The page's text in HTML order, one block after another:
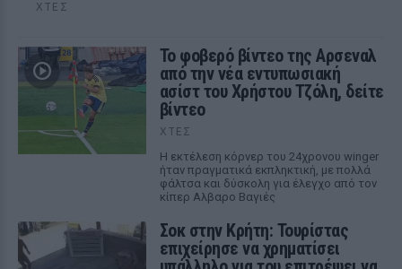
ΧΤΕΣ
Το φοβερό βίντεο της Αρσεναλ
από την νέα εντυπωσιακή
ασίστ του Χρήστου Τζόλη, δείτε
βίντεο
ΧΤΕΣ
Η εκτέλεση κόρνερ του 24χρονου winger
ήταν πραγματικά εκπληκτική, με πολλά
φάλτσα και δύσκολη για έλεγχο από τον
κίπερ Αλβαρο Βαγιές
Σοκ στην Κρήτη: Τουρίστας
επιχείρησε να χρηματίσει